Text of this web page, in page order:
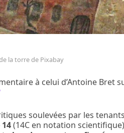
la torre de Pixabay
à celui d’Antoine Bret
soulevées par les
(14C en notation